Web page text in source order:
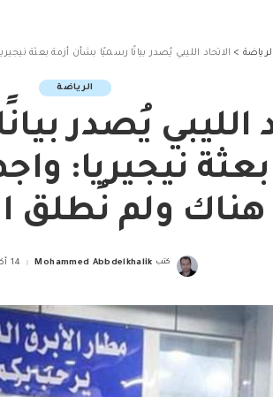
الرياضة > الاتحاد الليبي يُصدر بيانًا رسميًا بشأن أزمة بعثة
الرياضة
الليبي يُصدر
بعثة نيجيريا:
هناك ولم نُطلق
Posted
كتب Mohammed Abbdelkhalik 14 أكتوبر، 2024